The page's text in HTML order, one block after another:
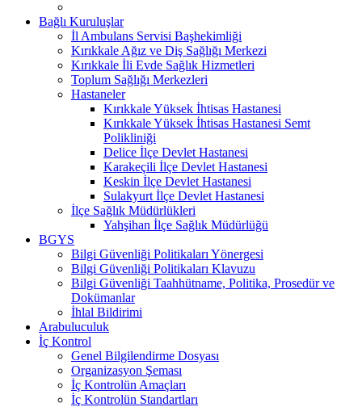
Bağlı Kuruluşlar
İl Ambulans Servisi Başhekimliği
Kırıkkale Ağız ve Diş Sağlığı Merkezi
Kırıkkale İli Evde Sağlık Hizmetleri
Toplum Sağlığı Merkezleri
Hastaneler
Kırıkkale Yüksek İhtisas Hastanesi
Kırıkkale Yüksek İhtisas Hastanesi Semt
Polikliniği
Delice İlçe Devlet Hastanesi
Karakeçili İlçe Devlet Hastanesi
Keskin İlçe Devlet Hastanesi
Sulakyurt İlçe Devlet Hastanesi
İlçe Sağlık Müdürlükleri
Yahşihan İlçe Sağlık Müdürlüğü
BGYS
Bilgi Güvenliği Politikaları Yönergesi
Bilgi Güvenliği Politikaları Klavuzu
Bilgi Güvenliği Taahhütname, Politika, Prosedür ve
Dokümanlar
İhlal Bildirimi
Arabuluculuk
İç Kontrol
Genel Bilgilendirme Dosyası
Organizasyon Şeması
İç Kontrolün Amaçları
İç Kontrolün Standartları